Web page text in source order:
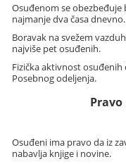
Osuđenom se
najmanje dva časa dnevno.
Boravak na svežem
najviše pet osuđenih.
Fizička aktivnost
Posebnog odeljenja.
Osuđeni ima pravo da iz
nabavlja knjige i novine.